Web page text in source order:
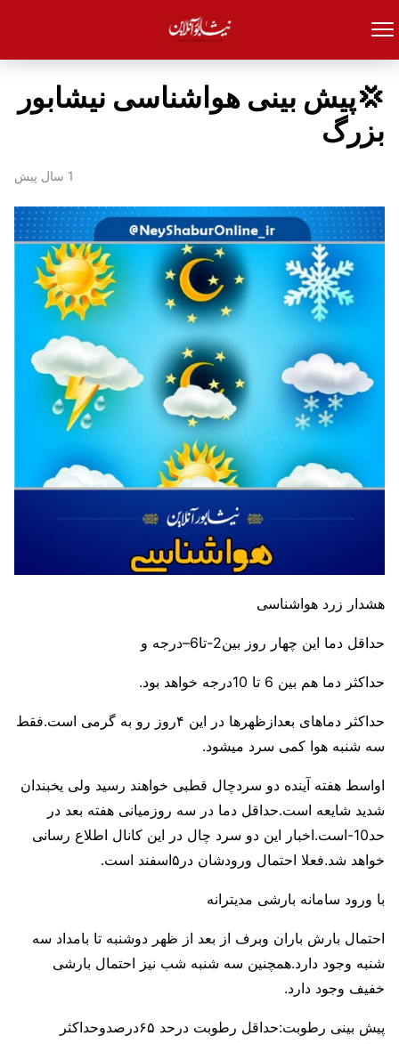
💢پیش بینی هواشناسی نیشابور
بزرگ
1 سال پیش
هشدار زرد هواشناسی
حداقل دما این چهار روز بین2-تا6–درجه و
حداکثر دما هم بین 6 تا 10درجه خواهد بود.
حداکثر دماهای بعدازظهرها در این ۴روز رو به گرمی است.فقط
سه شنبه هوا کمی سرد میشود.
اواسط هفته آینده دو سردچال قطبی خواهند رسید ولی یخبندان
شدید شایعه است.حداقل دما در سه روزمیانی هفته بعد در
حد10-است.اخبار این دو سرد چال در این کانال اطلاع رسانی
خواهد شد.فعلا احتمال ورودشان در۵اسفند است.
با ورود سامانه بارشی مدیترانه
احتمال بارش باران وبرف از بعد از ظهر دوشنبه تا بامداد سه
شنبه وجود دارد.همچنین سه شنبه شب نیز احتمال بارشی
خفیف وجود دارد.
پیش بینی رطوبت:حداقل رطوبت درحد ۶۵درصدوحداکثر